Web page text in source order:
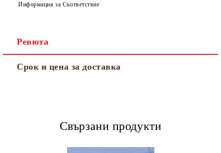
Информация за Съответствие
Ревюта
Срок и цена за доставка
Свързани продукти